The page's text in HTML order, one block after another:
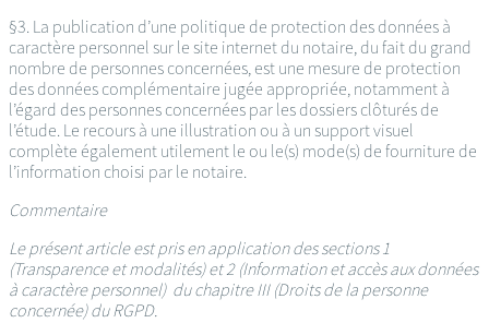
§3. La publication d’une politique de protection des données à
caractère personnel sur le site internet du notaire, du fait du grand
nombre de personnes concernées, est une mesure de protection
des données complémentaire jugée appropriée, notamment à
l’égard des personnes concernées par les dossiers clôturés de
l’étude. Le recours à une illustration ou à un support visuel
complète également utilement le ou le(s) mode(s) de fourniture de
l’information choisi par le notaire.
Commentaire
Le présent article est pris en application des sections 1
(Transparence et modalités) et 2 (Information et accès aux données
à caractère personnel) du chapitre III (Droits de la personne
concernée) du RGPD.